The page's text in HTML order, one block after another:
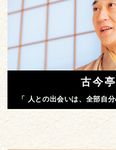
古今
「 人との出会いは、全部自